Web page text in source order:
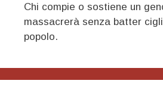
Chi compie o sostiene un
massacrerà senza batter
popolo.